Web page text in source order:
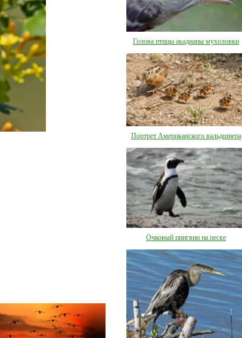
Голова птицы акадианы мухоловки
Портрет Американского вальдшнепа
Очковый пингвин на песке